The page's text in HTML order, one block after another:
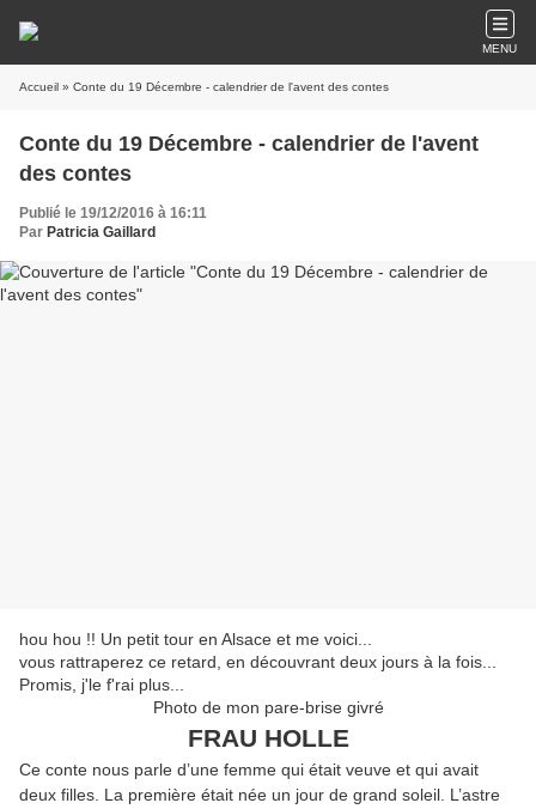
MENU
Accueil » Conte du 19 Décembre - calendrier de l'avent des contes
Conte du 19 Décembre - calendrier de l'avent
des contes
Publié le 19/12/2016 à 16:11
Par Patricia Gaillard
hou hou !! Un petit tour en Alsace et me voici...
vous rattraperez ce retard, en découvrant deux jours à la fois...
Promis, j'le f'rai plus...
Photo de mon pare-brise givré
FRAU HOLLE
Ce conte nous parle d’une femme qui était veuve et qui avait
deux filles. La première était née un jour de grand soleil. L’astre